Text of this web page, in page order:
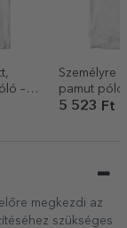
–
Személyre
pamut póló
környéked
5 523 Ft
megkezdi az
szükséges